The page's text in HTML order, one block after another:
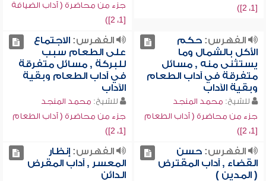
[1، 2])
جزء من محاضرة ( آداب الضيافة
[1، 2])
الفهرس:حكم
الأكل بالشمال وما
يستثنى منه , مسائل
متفرقة في آداب الطعام
وبقية الآداب
للشيخ: محمد المنجد
جزء من محاضرة ( آداب الطعام
[1، 2])
الفهرس:الاجتماع
على الطعام سبب
للبركة , مسائل متفرقة
في آداب الطعام وبقية
الآداب
للشيخ: محمد المنجد
جزء من محاضرة ( آداب الطعام
[1، 2])
الفهرس:حسن
القضاء , آداب المقترض
( المدين )
الفهرس:إنظار
المعسر , آداب المقرض
الدائن